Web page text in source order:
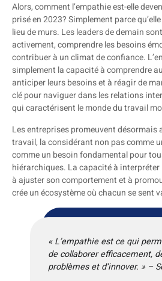
Alors, comment l’empathie est-elle
prisé en 2023? Simplement parce
lieu de murs. Les leaders de demain
activement, comprendre les besoins
contribuer à un climat de confiance.
simplement la capacité à comprendre
anticiper leurs besoins et à réagir de
clé pour naviguer dans les relations
qui caractérisent le monde du travail
Les entreprises promeuvent désormais
travail, la considérant non pas comme
comme un besoin fondamental pour
hiérarchiques. La capacité à
à ajuster son comportement et à
crée un écosystème où chacun se sent
« L’empathie est ce qui
de collaborer efficacement,
problèmes et d’innover. » –